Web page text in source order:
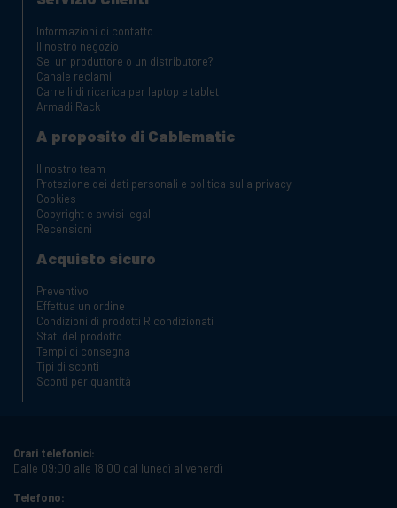
Informazioni di contatto
Il nostro negozio
Sei un produttore o un distributore?
Canale reclami
Carrelli di ricarica per laptop e tablet
Armadi Rack
A proposito di Cablematic
Il nostro team
Protezione dei dati personali e politica sulla privacy
Cookies
Copyright e avvisi legali
Recensioni
Acquisto sicuro
Preventivo
Effettua un ordine
Condizioni di prodotti Ricondizionati
Stati del prodotto
Tempi di consegna
Tipi di sconti
Sconti per quantità
Orari telefonici:
Dalle 09:00 alle 18:00 dal lunedì al venerdì
Telefono: